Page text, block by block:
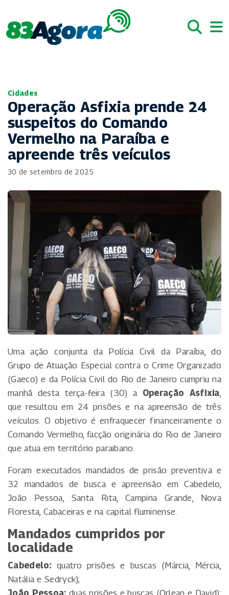
Cidades
Operação Asfixia prende 24
suspeitos do Comando
Vermelho na Paraíba e
apreende três veículos
30 de setembro de 2025
Uma ação conjunta da Polícia Civil da Paraíba, do
Grupo de Atuação Especial contra o Crime Organizado
(Gaeco) e da Polícia Civil do Rio de Janeiro cumpriu na
manhã desta terça-feira (30) a Operação Asfixia
que resultou em 24 prisões e na apreensão de três
veículos. O objetivo é enfraquecer financeiramente o
Comando Vermelho, facção originária do Rio de Janeiro
que atua em território paraibano.
Foram executados mandados de prisão preventiva e
32 mandados de busca e apreensão em Cabedelo,
João Pessoa, Santa Rita, Campina Grande, Nova
Floresta, Cabaceiras e na capital fluminense.
Mandados cumpridos por
localidade
Cabedelo: quatro prisões e buscas (Márcia, Mércia,
Natália e Sedryck);
João Pessoa: duas prisões e buscas (Orlean e David);